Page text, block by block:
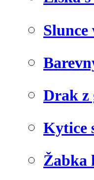
Drak z
Kytice
Žabka